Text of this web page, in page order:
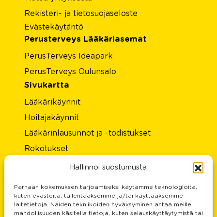
Hallinnoi suostumusta
Parhaan kokemuksen tarjoamiseksi käytämme teknologioita,
kuten evästeitä, tallentaaksemme ja/tai käyttääksemme
laitetietoja. Näiden tekniikoiden hyväksyminen antaa meille
mahdollisuuden käsitellä tietoja, kuten selauskäyttäytymistä tai
Rekisteri- ja tietosuojaseloste
Evästekäytäntö
Perusterveys Lääkäriasemat
PerusTerveys Ideapark
PerusTerveys Oulunsalo
Sivukartta
Lääkärikäynnit
Hoitajakäynnit
Lääkärinlausunnot ja -todistukset
Rokotukset
Tietoa meistä
Rekisteri- ja tietosuojaseloste